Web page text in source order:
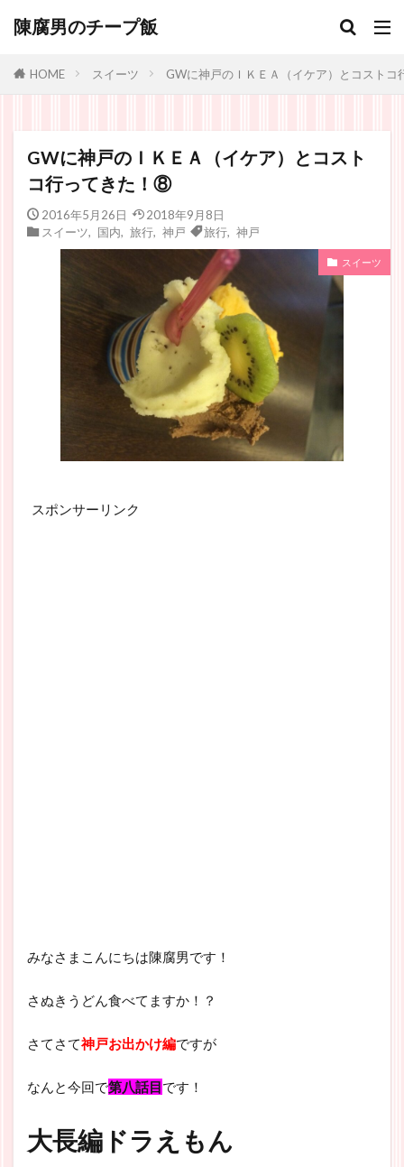
陳腐男のチープ飯
HOME スイーツ GWに神戸のＩＫＥＡ（イケア）とコスト
GWに神戸のＩＫＥＡ（イケア）とコスト
コ行ってきた！⑧
2016年5月26日
2018年9月8日
スイーツ
国内 旅行, 神戸 旅行 神戸
スイーツ
スポンサーリンク
みなさまこんにちは陳腐男です！
さぬきうどん食べてますか！？
さてさて神戸お出かけ編ですが
なんと今回で第八話目です！
大長編ドラえもん